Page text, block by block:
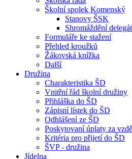
Školní spolek Komenský
Stanovy ŠSK
Shromáždění
Formuláře ke stažení
Přehled kroužků
Žákovská knížka
Další
Družina
Charakteristika ŠD
Vnitřní řád školní družiny
Přihláška do ŠD
Zápisní lístek do ŠD
Odhlášení ze ŠD
Poskytovaní úplaty za
Kritéria pro přijetí do ŠD
ŠVP - družina
Jídelna